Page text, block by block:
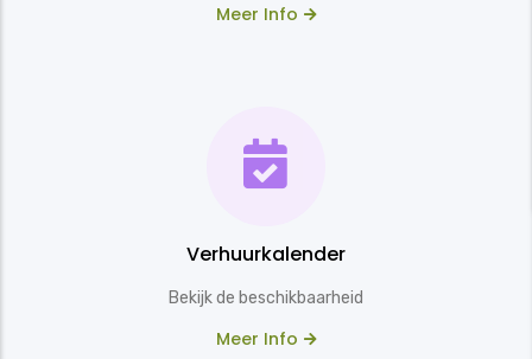
Meer Info
Verhuurkalender
Bekijk de beschikbaarheid
Meer Info